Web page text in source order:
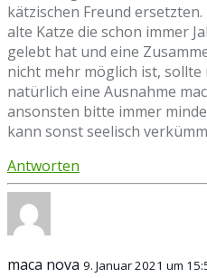
kätzischen Freund
alte Katze die schon immer
gelebt hat und eine
nicht mehr möglich ist, sollte
natürlich eine Ausnahme
ansonsten bitte immer
kann sonst seelisch
Antworten
maca nova 9. Januar 2021 um